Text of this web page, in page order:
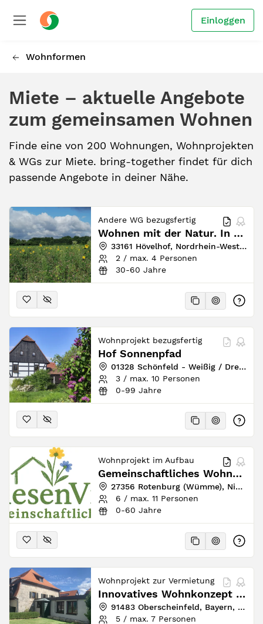
Einloggen
Wohnformen
Miete – aktuelle Angebote
zum gemeinsamen Wohnen
Finde eine von 200 Wohnungen, Wohnprojekten
& WGs zur Miete. bring-together findet für dich
passende Angebote in deiner Nähe.
Andere WG bezugsfertig
Wohnen mit der Natur. In Ruhe und Gemeinschaft
33161 Hövelhof, Nordrhein-Westfalen, Deutschland
2 / max. 4 Personen
30-60 Jahre
Wohnprojekt bezugsfertig
Hof Sonnenpfad
01328 Schönfeld - Weißig / Dresden, Sachsen, Deutschland
3 / max. 10 Personen
0-99 Jahre
Wohnprojekt im Aufbau
Gemeinschaftliches Wohnprojekt Wiesen*Villa e.V.
27356 Rotenburg (Wümme), Niedersachsen, Deutschland
6 / max. 11 Personen
0-60 Jahre
Wohnprojekt zur Vermietung
Innovatives Wohnkonzept in einer alten Mühlenanlage
91483 Oberscheinfeld, Bayern, Deutschland
5 / max. 7 Personen